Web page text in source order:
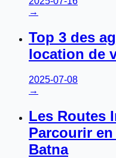
→
Top 3 des
location de
2025-07-08
→
Les Routes
Parcourir
Batna